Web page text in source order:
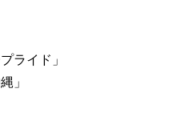
ライド」
」